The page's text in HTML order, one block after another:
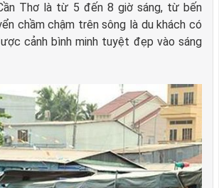
Thơ là từ 5 đến 8 giờ sáng, từ bến
chầm chậm trên sông là du khách có
cảnh bình minh tuyệt đẹp vào sáng